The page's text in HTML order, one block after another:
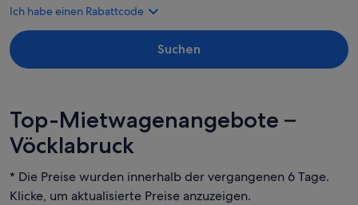
Ich habe einen Rabattcode
Suchen
Top-Mietwagenangebote –
Vöcklabruck
* Die Preise wurden innerhalb der vergangenen 6 Tage.
Klicke, um aktualisierte Preise anzuzeigen.